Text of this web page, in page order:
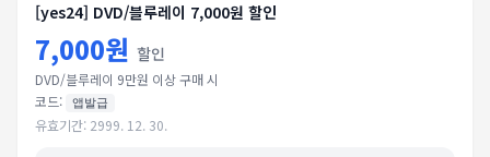
[yes24] DVD/블루레이 7,000원 할인
7,000원 할인
DVD/블루레이 9만원 이상 구매 시
코드:
앱발급
유효기간: 2999. 12. 30.